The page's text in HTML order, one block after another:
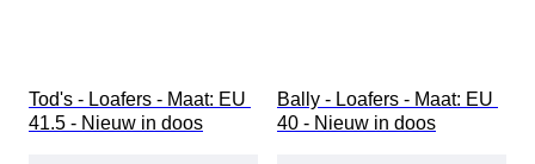
Tod's - Loafers - Maat: EU
41.5 - Nieuw in doos
Bally - Loafers - Maat: EU
40 - Nieuw in doos